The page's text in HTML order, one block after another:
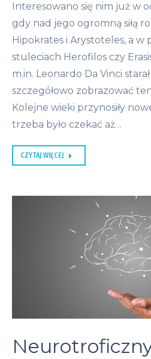
Interesowano się nim już w
gdy nad jego ogromną siłą
Hipokrates i Arystoteles, a w
stuleciach Herofilos czy
m.in. Leonardo Da Vinci
szczegółowo zobrazować
Kolejne wieki przynosiły
trzeba było czekać aż…
CZYTAJ WIĘCEJ